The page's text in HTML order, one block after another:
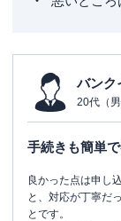
バンク
20代（
手続きも簡単
良かった点は申し
と、対応が丁寧だ
とです。